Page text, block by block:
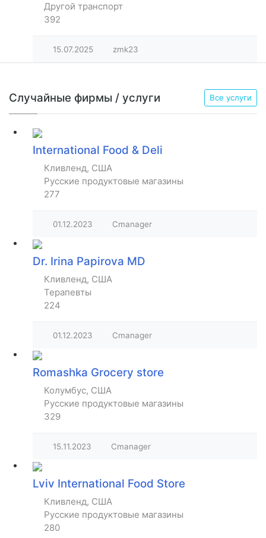
Другой транспорт
392
15.07.2025 zmk23
Случайные фирмы / услуги Все услуги
International Food & Deli
Кливленд, США
Русские продуктовые магазины
277
01.12.2023 Cmanager
Dr. Irina Papirova MD
Кливленд, США
Терапевты
224
01.12.2023 Cmanager
Romashka Grocery store
Колумбус, США
Русские продуктовые магазины
329
15.11.2023 Cmanager
Lviv International Food Store
Кливленд, США
Русские продуктовые магазины
280